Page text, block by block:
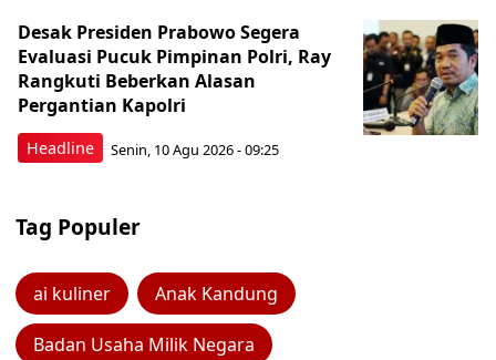
Headline
Desak Presiden Prabowo Segera
Evaluasi Pucuk Pimpinan Polri, Ray
Rangkuti Beberkan Alasan
Pergantian Kapolri
Senin, 10 Agu 2026 - 09:25
Tag Populer
ai kuliner Anak Kandung
Badan Usaha Milik Negara